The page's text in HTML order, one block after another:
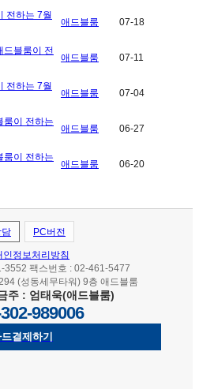
전하는 7월
애드블룸 07-18
드블룸이 전
애드블룸 07-11
전하는 7월
애드블룸 07-04
룸이 전하는
애드블룸 06-27
룸이 전하는
애드블룸 06-20
담 PC버전
인정보처리방침
3552 팩스번호 : 02-461-5477
(성동세무타워) 9층 애드블룸
주 : 엄태욱(애드블룸)
989006
결제하기